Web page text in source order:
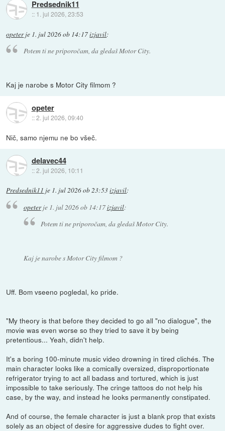
Predsednik11
:: 1. jul 2026, 23:53
opeterje 1. jul 2026 ob 14:17izjavil:
Potem ti ne priporočam, da gledaš Motor City.
Kaj je narobe s Motor City filmom ?
opeter
::2. jul 2026, 09:40
Nič, samo njemu ne bo všeč.
delavec44
::2. jul 2026, 10:11
Predsednik11 je 1. jul 2026 ob 23:53izjavil:
opeterje 1. jul 2026 ob 14:17izjavil:
Potem ti ne priporočam, da gledaš Motor City.
Kaj je narobe s Motor City filmom ?
Uff. Bom vseeno pogledal, ko pride.
"My theory is that before they decided to go all "no dialogue", the
movie was even worse so they tried to save it by being
pretentious... Yeah, didn't help.
It's a boring 100-minute music video drowning in tired clichés. The
main character looks like a comically oversized, disproportionate
refrigerator trying to act all badass and tortured, which is just
impossible to take seriously. The cringe tattoos do not help his
case, by the way, and instead he looks permanently constipated.
And of course, the female character is just a blank prop that exists
solely as an object of desire for aggressive dudes to fight over.